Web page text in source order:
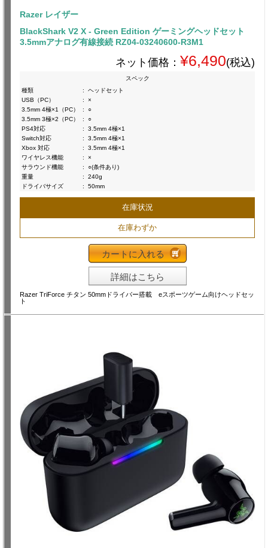
Razer レイザー
BlackShark V2 X - Green Edition ゲーミングヘッドセット
3.5mmアナログ有線接続 RZ04-03240600-R3M1
ネット価格： ¥6,490(税込)
スペック
種類
:
ヘッドセット
USB（PC）
:
×
3.5mm 4極×1（PC）
:
○
3.5mm 3極×2（PC）
:
○
PS4対応
:
3.5mm 4極×1
Switch対応
:
3.5mm 4極×1
Xbox 対応
:
3.5mm 4極×1
ワイヤレス機能
:
×
サラウンド機能
:
○(条件あり)
重量
:
240g
ドライバサイズ
: 50mm
在庫状況
在庫わずか
カートに入れる
詳細はこちら
Razer TriForce チタン 50mmドライバー搭載 eスポーツゲーム向けヘッドセッ
ト